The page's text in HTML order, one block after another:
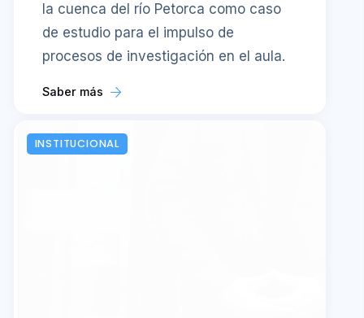
la cuenca del río Petorca como caso
de estudio para el impulso de
procesos de investigación en el aula.
Saber más
INSTITUCIONAL